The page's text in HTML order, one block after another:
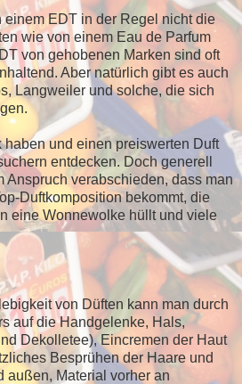
einem EDT in der Regel nicht die
wie von einem Eau de Parfum
von gehobenen Marken sind oft
Aber natürlich gibt es auch
Langweiler und solche, die sich
haben und einen preiswerten Duft
entdecken. Doch generell
Anspruch verabschieden, dass man
Duftkomposition bekommt, die
eine Wonnewolke hüllt und viele
von Düften kann man durch
auf die Handgelenke, Hals,
Dekolletee), Eincremen der Haut
Besprühen der Haare und
außen, Material vorher an